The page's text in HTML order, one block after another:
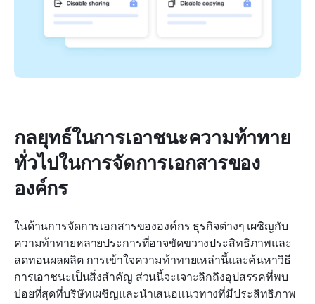
กลยุทธ์ในการเอาชนะความท้าทาย
ทั่วไปในการจัดการเอกสารของ
องค์กร
ในด้านการจัดการเอกสารขององค์กร ธุรกิจต่างๆ เผชิญกับ
ความท้าทายหลายประการที่อาจขัดขวางประสิทธิภาพและ
ลดทอนผลผลิต การเข้าใจความท้าทายเหล่านี้และค้นหาวิธี
การเอาชนะเป็นสิ่งสำคัญ ส่วนนี้จะเจาะลึกถึงอุปสรรคที่พบ
บ่อยที่สุดที่บริษัทเผชิญและนำเสนอแนวทางที่มีประสิทธิภาพ